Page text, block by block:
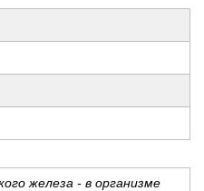
железа - в организме